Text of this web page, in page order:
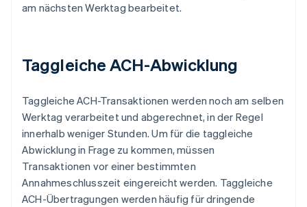
am nächsten Werktag bearbeitet.
Taggleiche ACH-Abwicklung
Taggleiche ACH-Transaktionen werden noch am selben
Werktag verarbeitet und abgerechnet, in der Regel
innerhalb weniger Stunden. Um für die taggleiche
Abwicklung in Frage zu kommen, müssen
Transaktionen vor einer bestimmten
Annahmeschlusszeit eingereicht werden. Taggleiche
ACH-Übertragungen werden häufig für dringende